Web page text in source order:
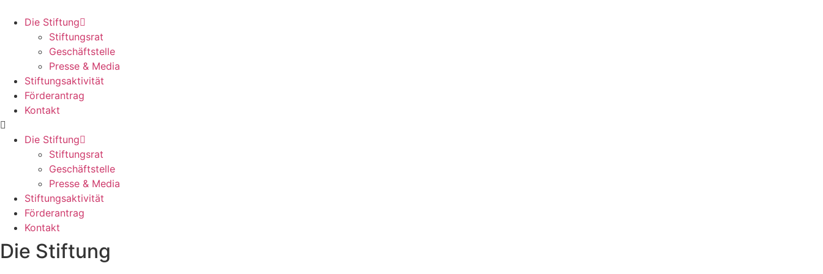
Die Stiftung
Stiftungsrat
Geschäftstelle
Presse & Media
Stiftungsaktivität
Förderantrag
Kontakt
Die Stiftung
Stiftungsrat
Geschäftstelle
Presse & Media
Stiftungsaktivität
Förderantrag
Kontakt
Die Stiftung